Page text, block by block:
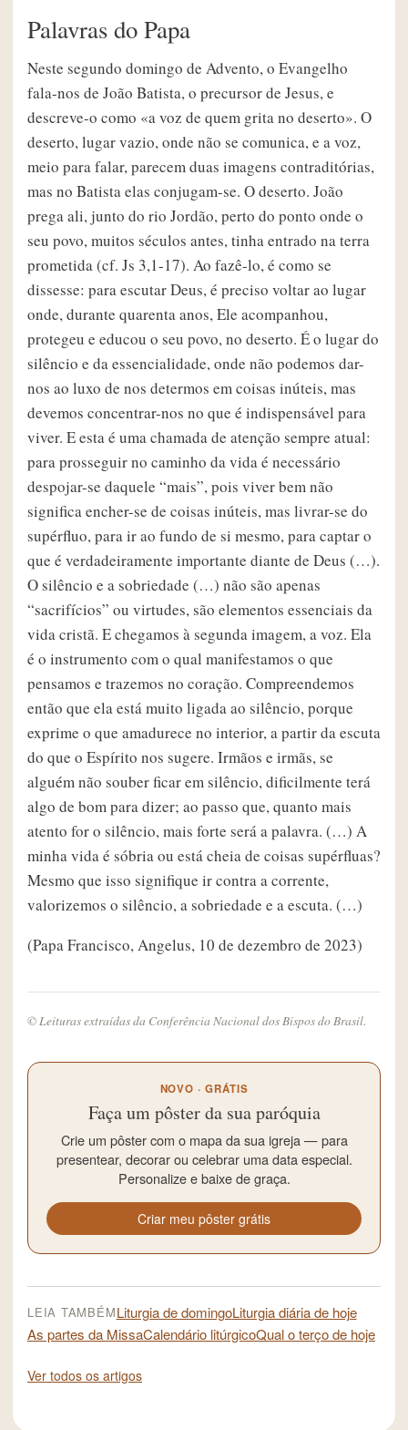
Palavras do Papa
Neste segundo domingo de Advento, o Evangelho
fala-nos de João Batista, o precursor de Jesus, e
descreve-o como «a voz de quem grita no deserto». O
deserto, lugar vazio, onde não se comunica, e a voz,
meio para falar, parecem duas imagens contraditórias,
mas no Batista elas conjugam-se. O deserto. João
prega ali, junto do rio Jordão, perto do ponto onde o
seu povo, muitos séculos antes, tinha entrado na terra
prometida (cf. Js 3,1-17). Ao fazê-lo, é como se
dissesse: para escutar Deus, é preciso voltar ao lugar
onde, durante quarenta anos, Ele acompanhou,
protegeu e educou o seu povo, no deserto. É o lugar do
silêncio e da essencialidade, onde não podemos dar-
nos ao luxo de nos determos em coisas inúteis, mas
devemos concentrar-nos no que é indispensável para
viver. E esta é uma chamada de atenção sempre atual:
para prosseguir no caminho da vida é necessário
despojar-se daquele “mais”, pois viver bem não
significa encher-se de coisas inúteis, mas livrar-se do
supérfluo, para ir ao fundo de si mesmo, para captar o
que é verdadeiramente importante diante de Deus (…).
O silêncio e a sobriedade (…) não são apenas
“sacrifícios” ou virtudes, são elementos essenciais da
vida cristã. E chegamos à segunda imagem, a voz. Ela
é o instrumento com o qual manifestamos o que
pensamos e trazemos no coração. Compreendemos
então que ela está muito ligada ao silêncio, porque
exprime o que amadurece no interior, a partir da escuta
do que o Espírito nos sugere. Irmãos e irmãs, se
alguém não souber ficar em silêncio, dificilmente terá
algo de bom para dizer; ao passo que, quanto mais
atento for o silêncio, mais forte será a palavra. (…) A
minha vida é sóbria ou está cheia de coisas supérfluas?
Mesmo que isso signifique ir contra a corrente,
valorizemos o silêncio, a sobriedade e a escuta. (…)
(Papa Francisco, Angelus, 10 de dezembro de 2023)
© Leituras extraídas da Conferência Nacional dos Bispos do Brasil.
NOVO · GRÁTIS
Faça um pôster da sua paróquia
Crie um pôster com o mapa da sua igreja — para
presentear, decorar ou celebrar uma data especial.
Personalize e baixe de graça.
Criar meu pôster grátis
LEIA TAMBÉMLiturgia de domingoLiturgia diária de hoje
As partes da MissaCalendário litúrgicoQual o terço de hoje
Ver todos os artigos